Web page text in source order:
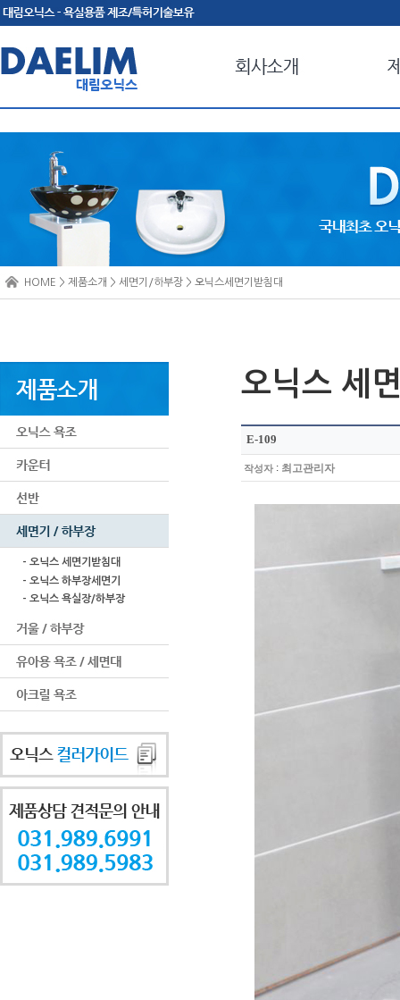
HOME > 제품소개 > 세면기/하부장 > 오닉스세면기받침대
- 오닉스 세면기받침대
- 오닉스 하부장세면기
- 오닉스 욕실장/하부장
오닉스 세
E-109
작성자 : 최고관리자